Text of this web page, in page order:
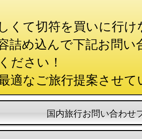
くて切符を買いに行
詰め込んで下記お問
ださい！
適なご旅行提案させ
国内旅行お問い合わせ